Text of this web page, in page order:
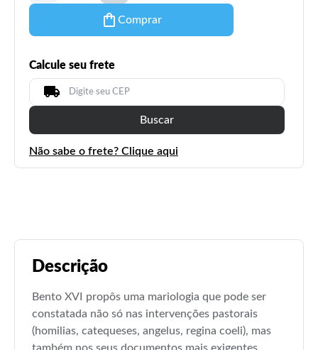
Comprar
Calcule seu frete
Buscar
Não sabe o frete? Clique aqui
Descrição
Bento XVI propôs uma mariologia que pode ser
constatada não só nas intervenções pastorais
(homilias, catequeses, angelus, regina coeli), mas
também nos seus documentos mais exigentes